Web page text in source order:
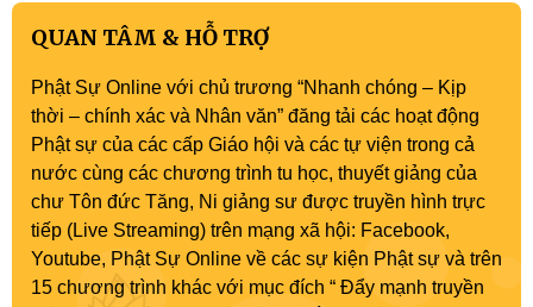
QUAN TÂM & HỖ TRỢ
Phật Sự Online với chủ trương “Nhanh chóng – Kịp
thời – chính xác và Nhân văn” đăng tải các hoạt động
Phật sự của các cấp Giáo hội và các tự viện trong cả
nước cùng các chương trình tu học, thuyết giảng của
chư Tôn đức Tăng, Ni giảng sư được truyền hình trực
tiếp (Live Streaming) trên mạng xã hội: Facebook,
Youtube, Phật Sự Online về các sự kiện Phật sự và trên
15 chương trình khác với mục đích “ Đẩy mạnh truyền